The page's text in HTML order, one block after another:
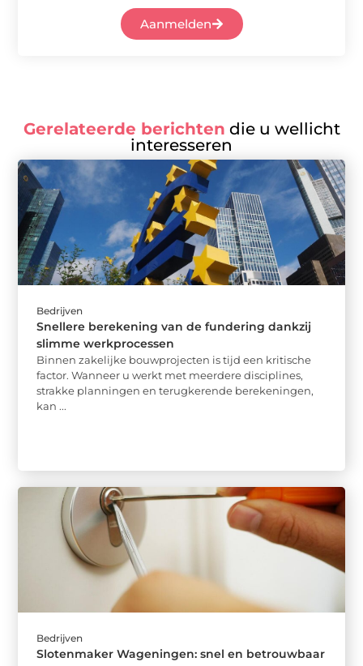
Aanmelden
Gerelateerde berichten die u wellicht
interesseren
Bedrijven
Snellere berekening van de fundering dankzij
slimme werkprocessen
Binnen zakelijke bouwprojecten is tijd een kritische
factor. Wanneer u werkt met meerdere disciplines,
strakke planningen en terugkerende berekeningen,
kan ...
Bedrijven
Slotenmaker Wageningen: snel en betrouwbaar